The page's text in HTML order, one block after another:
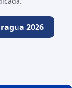
2026